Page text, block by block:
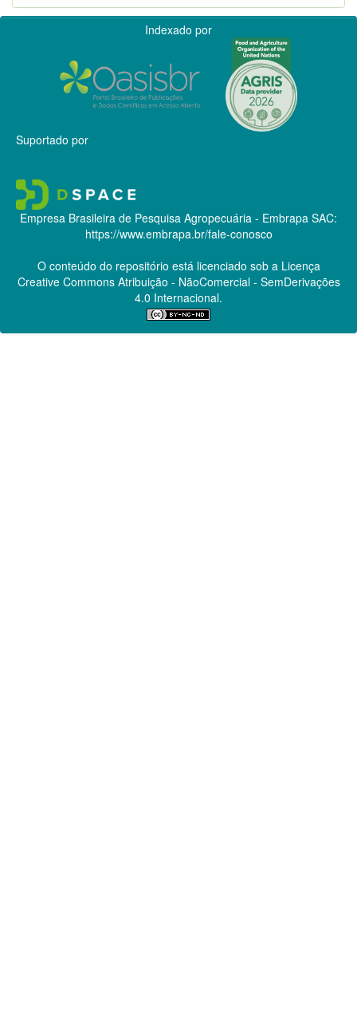
Indexado por
Suportado por
Empresa Brasileira de Pesquisa Agropecuária - Embrapa SAC:
https://www.embrapa.br/fale-conosco
O conteúdo do repositório está licenciado sob a Licença
Creative CommonsAtribuição - NãoComercial - SemDerivações
4.0 Internacional.